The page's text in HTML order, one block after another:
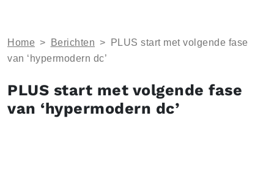
Home > Berichten >
PLUS start met volgende fase
van ‘hypermodern dc’
PLUS start met volgende fase
van ‘hypermodern dc’